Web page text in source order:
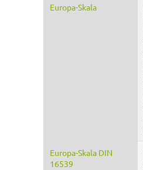
Europa-Skala
Europa-Skala DIN
16539